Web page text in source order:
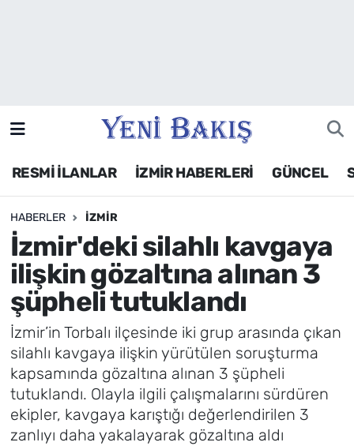
RESMİ İLANLAR İZMİR HABERLERİ GÜNCEL
HABERLER İZMIR
İzmir'deki silahlı kavgaya
ilişkin gözaltına alınan 3
şüpheli tutuklandı
İzmir’in Torbalı ilçesinde iki grup arasında çıkan
silahlı kavgaya ilişkin yürütülen soruşturma
kapsamında gözaltına alınan 3 şüpheli
tutuklandı. Olayla ilgili çalışmalarını sürdüren
ekipler, kavgaya karıştığı değerlendirilen 3
zanlıyı daha yakalayarak gözaltına aldı
Siyaset
Asayiş / Polis-Adliye
Spor
Magazin
Foto Galeri
Künye
İletişim